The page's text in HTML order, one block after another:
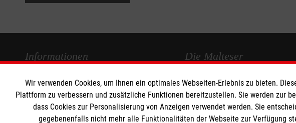
Informationen
Impressum
Datenschutz
Die Malteser
Malteser in Deutschland
Malteserorden
Wir verwenden Cookies, um Ihnen ein optimales Webseiten-Erlebnis zu bieten.
Plattform zu verbessern und zusätzliche Funktionen bereitzustellen. Sie werden zur
dass Cookies zur Personalisierung von Anzeigen verwendet werden. Sie
gegebenenfalls nicht mehr alle Funktionalitäten der Webseite zur Verfügung